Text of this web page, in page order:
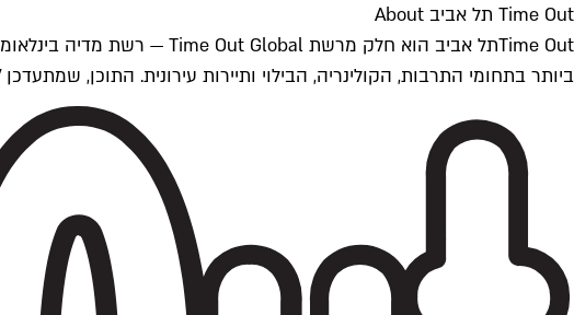
Time Out תל אביב About
ביותר בתחומי התרבות, הקולינריה, הבילוי ותיירות עירונית. התוכן, שמתעדכן 24/7, נכתב ונערך על ידי צוות עיתונאים מקצועי מקומי בישראל, בהתאם לסטנדרטים של Time Out העולמית.